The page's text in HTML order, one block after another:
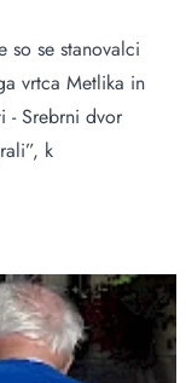
so se stanovalci
vrtca Metlika in
- Srebrni dvor
k